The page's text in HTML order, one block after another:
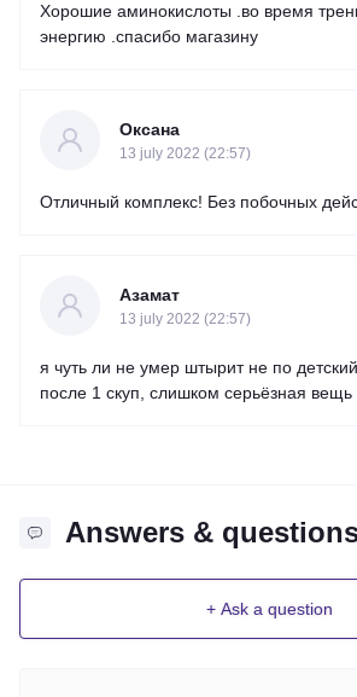
Хорошие аминокислоты .во время
энергию .спасибо магазину
Оксана
13 july 2022 (22:57)
Отличный комплекс! Без побочных
Азамат
13 july 2022 (22:57)
я чуть ли не умер штырит не по
после 1 скуп, слишком серьёзная вещь
Answers &
+ Ask a question